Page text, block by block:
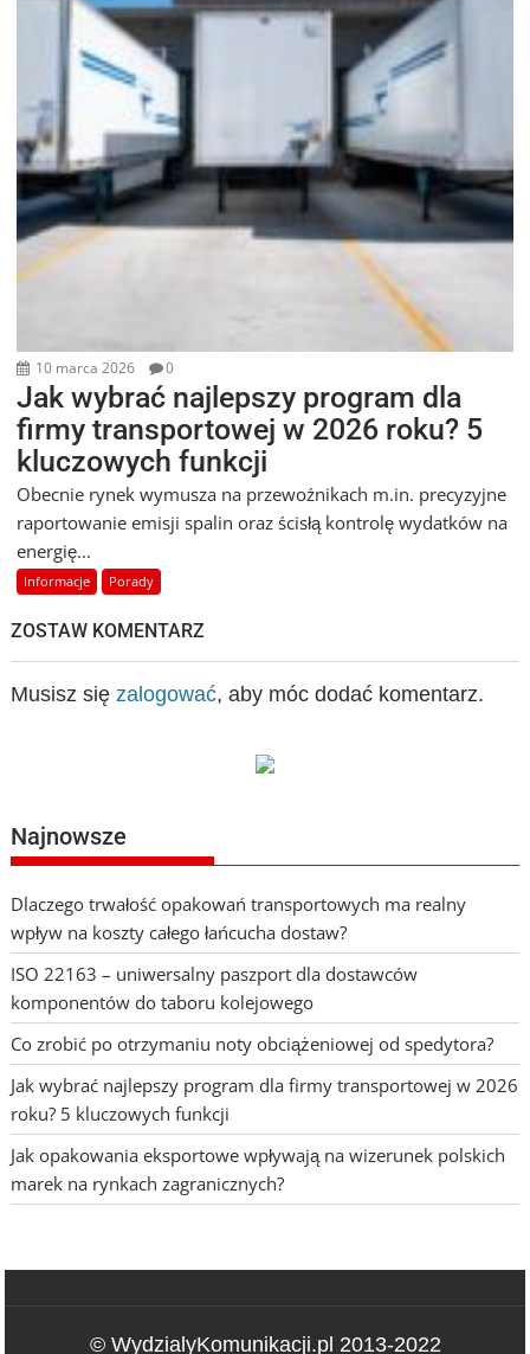
10 marca 2026 0
Jak wybrać najlepszy program dla
firmy transportowej w 2026 roku? 5
kluczowych funkcji
Obecnie rynek wymusza na przewoźnikach m.in. precyzyjne
raportowanie emisji spalin oraz ścisłą kontrolę wydatków na
energię...
Informacje Porady
ZOSTAW KOMENTARZ
Musisz sięzalogować, aby móc dodać komentarz.
Najnowsze
Dlaczego trwałość opakowań transportowych ma realny
wpływ na koszty całego łańcucha dostaw?
ISO 22163 – uniwersalny paszport dla dostawców
komponentów do taboru kolejowego
Co zrobić po otrzymaniu noty obciążeniowej od spedytora?
Jak wybrać najlepszy program dla firmy transportowej w 2026
roku? 5 kluczowych funkcji
Jak opakowania eksportowe wpływają na wizerunek polskich
marek na rynkach zagranicznych?
© WydzialyKomunikacji.pl 2013-2022